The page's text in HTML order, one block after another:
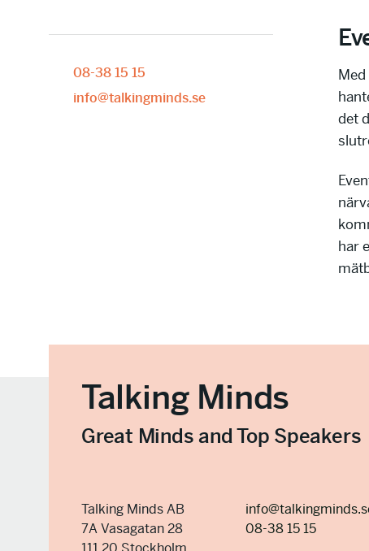
08-38 15 15
info@talkingminds.se
det
har
Talking Minds
Great Minds and Top Speakers
Talking Minds AB
7A Vasagatan 28
08-38 15 15